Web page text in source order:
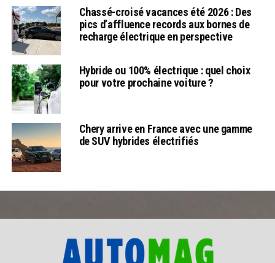
Chassé-croisé vacances été 2026 : Des
pics d’affluence records aux bornes de
recharge électrique en perspective
Hybride ou 100% électrique : quel choix
pour votre prochaine voiture ?
Chery arrive en France avec une gamme
de SUV hybrides électrifiés